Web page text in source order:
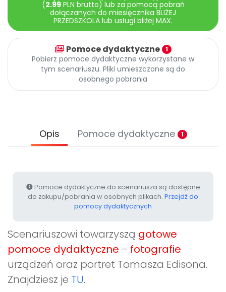
Archiwalne numery
Pomoc
Promocje
(2.99PLN brutto) lub za pomocą pobrań
dołączanych do miesięcznika BLIŻEJ
PRZEDSZKOLA lub usługi bliżej MAX.
Pomoce dydaktyczne 1
Pobierz pomoce dydaktyczne wykorzystane w
tym scenariuszu. Pliki umieszczone są do
osobnego pobrania
Opis Pomoce dydaktyczne 1
Pomoce dydaktyczne do scenariusza są dostępne
do zakupu/pobrania w osobnych plikach. Przejdź do
pomocy dydaktycznych
Scenariuszowi towarzyszą gotowe
pomoce dydaktyczne – fotografie
urządzeń oraz portret Tomasza Edisona.
Znajdziesz je TU.